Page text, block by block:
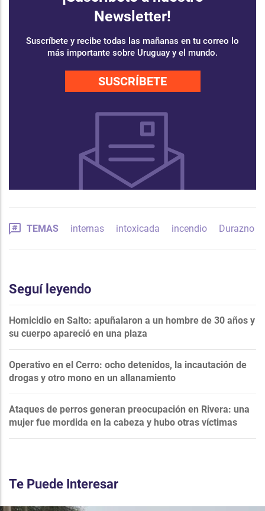
Newsletter!
Suscríbete y recibe todas las mañanas en tu correo lo
más importante sobre Uruguay y el mundo.
SUSCRÍBETE
TEMAS internas intoxicada incendio Durazno
Seguí leyendo
Homicidio en Salto: apuñalaron a un hombre de 30 años y
su cuerpo apareció en una plaza
Operativo en el Cerro: ocho detenidos, la incautación de
drogas y otro mono en un allanamiento
Ataques de perros generan preocupación en Rivera: una
mujer fue mordida en la cabeza y hubo otras víctimas
Te Puede Interesar